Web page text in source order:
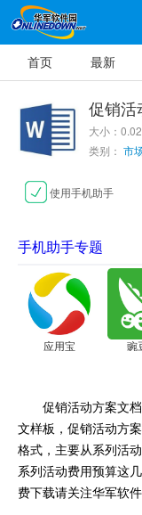
首页 最新
促销活
大小：
类别： 市
使用手机助手
手机助手专题
应用宝 豌
促销活动方案文
文样板，促销活动方
格式，主要从系列活
系列活动费用预算这
费下载请关注华军软件